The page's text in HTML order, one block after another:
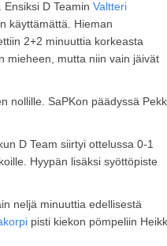
D Teamin Valtteri
käyttämättä. Hieman
2+2 minuuttia korkeasta
mieheen, mutta niin vain jäivät
nollille. SaPKon päädyssä
D Team siirtyi ottelussa 0-1
Hyypän lisäksi syöttöpiste
neljä minuuttia edellisestä
pisti kiekon pömpeliin